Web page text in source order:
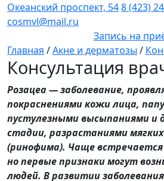
Океанский проспект, 548 (423)
cosmvl@mail.ru
Запись на
Главная /Акне и дерматозы /
Консультация
Розацеа — заболевание,
покраснениями кожи лица,
пустулезными высыпаниями и
стадии, разрастаниями
(ринофима). Чаще встречается
но первые признаки могут
людей. В развитии